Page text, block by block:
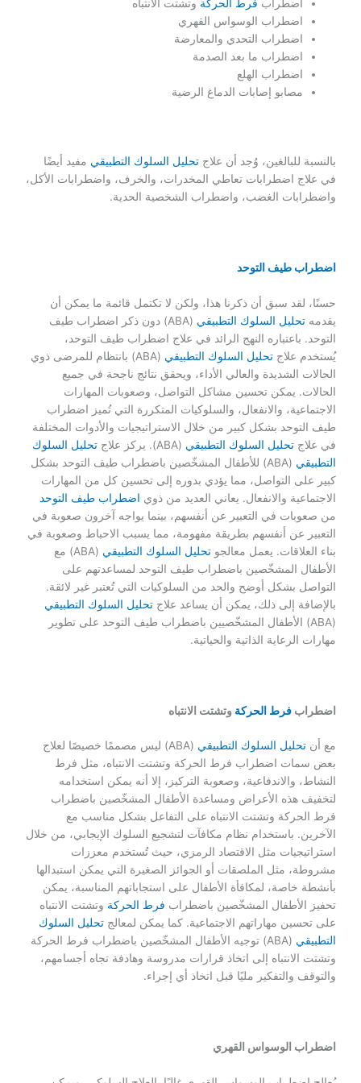
اضطراب فرط الحركة وتشتت الانتباه
اضطراب الوسواس القهري
اضطراب التحدي والمعارضة
اضطراب ما بعد الصدمة
اضطراب الهلع
مصابو إصابات الدماغ الرضية
بالنسبة للبالغين، وُجد أن علاجتحليل السلوك التطبيقي مفيد أيضًا
في علاج اضطرابات تعاطي المخدرات، والخرف، واضطرابات الأكل،
واضطرابات الغضب، واضطراب الشخصية الحدية.
اضطراب طيف التوحد
حسنًا، لقد سبق أن ذكرنا هذا، ولكن لا تكتمل قائمة ما يمكن أن
يقدمهتحليل السلوك التطبيقي
(ABA) دون ذكر اضطراب طيف
التوحد. باعتباره النهج الرائد في علاج اضطراب طيف التوحد،
يُستخدم علاجتحليل السلوك التطبيقي
(ABA) بانتظام للمرضى ذوي
الحالات الشديدة والعالي الأداء، ويحقق نتائج ناجحة في جميع
الحالات. يمكن تحسين مشاكل التواصل، وصعوبات المهارات
الاجتماعية، والانفعال، والسلوكيات المتكررة التي تُميز اضطراب
طيف التوحد بشكل كبير من خلال الاستراتيجيات والأدوات المختلفة
في علاجتحليل السلوك التطبيقي (ABA). يركز علاج
تحليل السلوك
التطبيقي
(ABA) للأطفال المشخّصين باضطراب طيف التوحد بشكل
كبير على التواصل، مما يؤدي بدوره إلى تحسين كل من المهارات
الاجتماعية والانفعال. يعاني العديد من ذوي اضطراب طيف التوحد
من صعوبات في التعبير عن أنفسهم، بينما يواجه آخرون صعوبة في
التعبير عن أنفسهم بطريقة مفهومة، مما يسبب الاحباط وصعوبة في
بناء العلاقات. يعمل معالجوتحليل السلوك التطبيقي
(ABA) مع
الأطفال المشخّصين باضطراب طيف التوحد لمساعدتهم على
التواصل بشكل أوضح والحد من السلوكيات التي تُعتبر غير لائقة.
بالإضافة إلى ذلك، يمكن أن يساعد علاجتحليل السلوك التطبيقي
(ABA) الأطفال المشخّصيين باضطراب طيف التوحد على تطوير
مهارات الرعاية الذاتية والحياتية.
اضطرابفرط الحركة وتشتت الانتباه
مع أنتحليل السلوك التطبيقي
(ABA) ليس مصممًا خصيصًا لعلاج
بعض سمات اضطراب فرط الحركة وتشتت الانتباه، مثل فرط
النشاط، والاندفاعية، وصعوبة التركيز، إلا أنه يمكن استخدامه
لتخفيف هذه الأعراض ومساعدة الأطفال المشخّصين باضطراب
فرط الحركة وتشتت الانتباه على التفاعل بشكل مناسب مع
الآخرين. باستخدام نظام مكافآت لتشجيع السلوك الإيجابي، من خلال
استراتيجيات مثل الاقتصاد الرمزي، حيث تُستخدم معززات
مشروطة، مثل الملصقات أو الجوائز الصغيرة التي يمكن استبدالها
بأنشطة خاصة، لمكافأة الأطفال على استجاباتهم المناسبة، يمكن
تحفيز الأطفال المشخّصين باضطراب فرط الحركة وتشتت الانتباه
على تحسين مهاراتهم الاجتماعية. كما يمكن لمعالجتحليل السلوك
التطبيقي
(ABA) توجيه الأطفال المشخّصين باضطراب فرط الحركة
وتشتت الانتباه إلى اتخاذ قرارات مدروسة وهادفة تجاه أجسامهم،
والتوقف والتفكير مليًا قبل اتخاذ أي إجراء.
اضطراب الوسواس القهري